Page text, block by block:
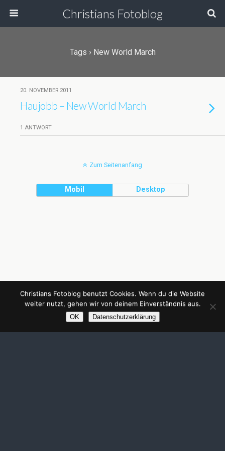
Christians Fotoblog
Tags › New World March
20. NOVEMBER 2011
Haujobb – New World March
1 ANTWORT
Zum Seitenanfang
Mobil Desktop
Christians Fotoblog benutzt Cookies. Wenn du die Website
weiter nutzt, gehen wir von deinem Einverständnis aus.
OK Datenschutzerklärung